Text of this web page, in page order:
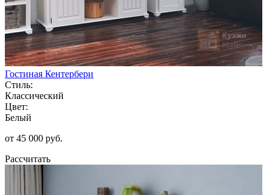
Гостиная Кентербери
Стиль:
Классический
Цвет:
Белый
от 45 000 руб.
Рассчитать